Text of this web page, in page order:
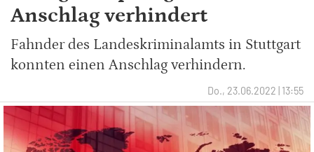
Anschlag verhindert
Fahnder des Landeskriminalamts in Stuttgart
konnten einen Anschlag verhindern.
Do., 23.06.2022 | 13:55